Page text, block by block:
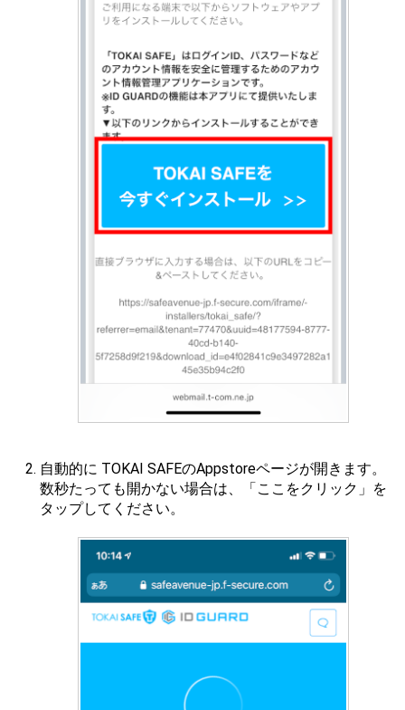
自動的に TOKAI SAFEのAppstoreページが開きます。
数秒たっても開かない場合は、「ここをクリック」を
タップしてください。